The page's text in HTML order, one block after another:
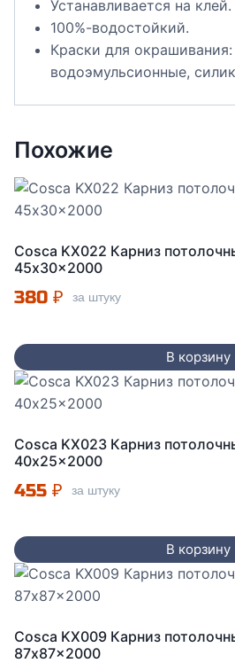
Устанавливается на клей.
100%-водостойкий.
Краски для
водоэмульсионные,
Похожие
Cosca KX022 Карниз
45x30x2000
380 ₽ за штуку
В корзину
Cosca KX023 Карниз
40x25x2000
455 ₽ за штуку
В корзину
Cosca KX009 Карниз
87x87x2000